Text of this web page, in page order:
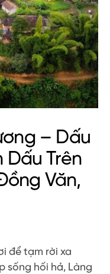
– Dấu
Dấu Trên
Văn,
để tạm rời xa
sống hối hả, Làng